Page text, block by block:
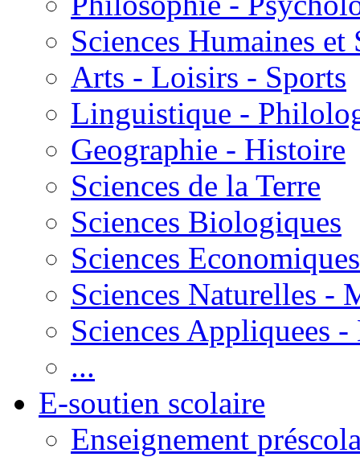
Sciences Humaines et
Arts - Loisirs - Sports
Linguistique -
Geographie - Histoire
Sciences de la Terre
Sciences Biologiques
Sciences Economiques
Sciences Naturelles -
Sciences Appliquees
...
E-soutien scolaire